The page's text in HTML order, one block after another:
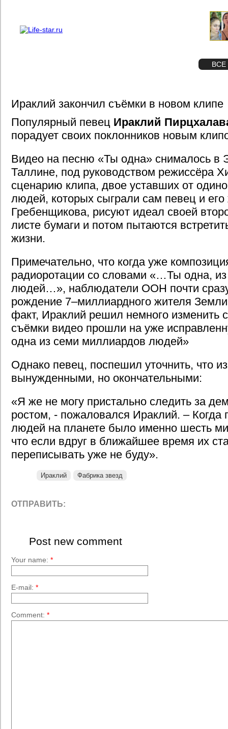
ВСЕ
Ираклий закончил съёмки в новом клипе
Популярный певец Ираклий
порадует своих поклонников новым
Видео на песню «Ты одна» снималось в
Таллине, под руководством режиссёра
сценарию клипа, двое уставших от
людей, которых сыграли сам певец и
Гребенщикова, рисуют идеал своей
листе бумаги и потом пытаются
жизни.
Примечательно, что когда уже
радиоротации со словами «…Ты одна,
людей…», наблюдатели ООН почти
рождение 7–миллиардного жителя
факт, Ираклий решил немного изменить
съёмки видео прошли на уже
одна из семи миллиардов людей»
Однако певец, поспешил уточнить, что
вынужденными, но окончательными:
«Я же не могу пристально следить за
ростом, - пожаловался Ираклий. – Когда
людей на планете было именно шесть
что если вдруг в ближайшее время их
переписывать уже не буду».
Ираклий Фабрика звезд
ОТПРАВИТЬ:
Post new comment
Your name: *
E-mail: *
Comment: *